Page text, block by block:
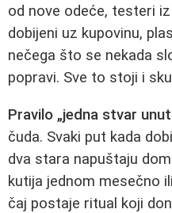
od nove odeće, testeri
dobijeni uz kupovinu,
nečega što se nekada
popravi. Sve to stoji i
Pravilo „jedna stvar
čuda. Svaki put kada
dva stara napuštaju
kutija jednom mesečno
čaj postaje ritual koji